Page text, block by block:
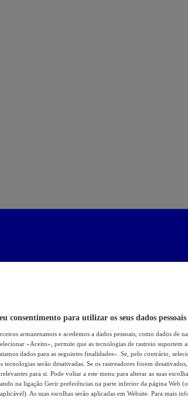
consentimento para utilizar os seus dados
armazenamos e acedemos a dados pessoais, como dados de
«Aceito», permite que as tecnologias de rastreio suportem
dados para as seguintes finalidades». Se, pelo contrário,
tecnologias serão desativadas. Se os rastreadores forem
para si. Pode voltar a este menu para alterar as suas
na ligação Gerir preferências na parte inferior da página Web
As suas escolhas serão aplicadas em Website. Para mais